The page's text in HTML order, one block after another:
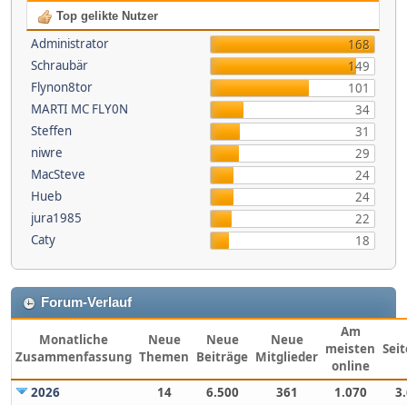
Top gelikte Nutzer
Administrator
168
Schraubär
149
Flynon8tor
101
MARTI MC FLY0N
34
Steffen
31
niwre
29
MacSteve
24
Hueb
24
jura1985
22
Caty
18
Forum-Verlauf
Monatliche
Zusammenfassung
Neue
Themen
Neue
Beiträge
Neue
Mitglieder
Am
meisten
online
2026 14 6.500 361 1.070